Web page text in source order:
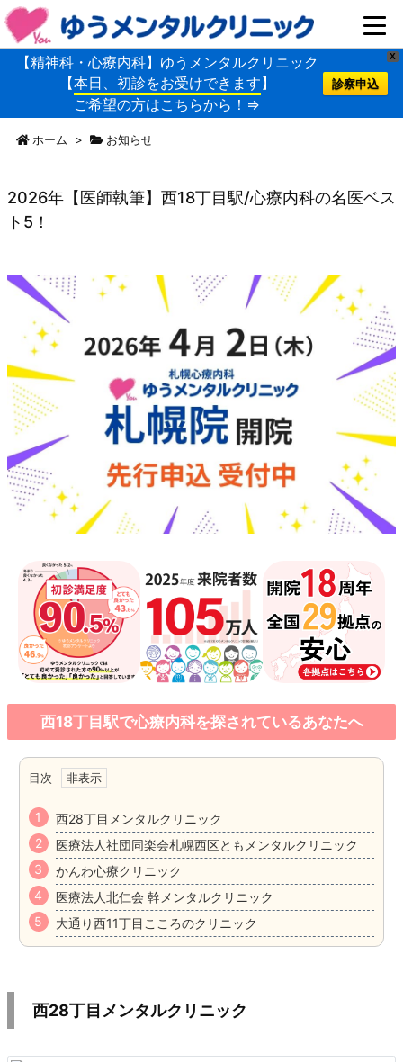
X
【精神科・心療内科】ゆうメンタルクリニック
【本日、初診をお受けできます】
ご希望の方はこちらから！⇒
診察申込
ホーム > お知らせ
2026年【医師執筆】西18丁目駅/心療内科の名医ベス
ト5！
西18丁目駅で心療内科を探されているあなたへ
目次
西28丁目メンタルクリニック
医療法人社団同楽会札幌西区ともメンタルクリニック
かんわ心療クリニック
医療法人北仁会 幹メンタルクリニック
大通り西11丁目こころのクリニック
西28丁目メンタルクリニック